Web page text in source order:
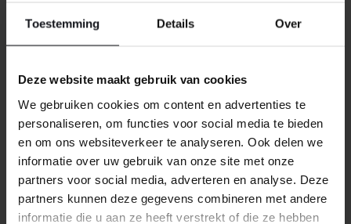
Toestemming Details Over
Deze website maakt gebruik van cookies
We gebruiken cookies om content en advertenties te
personaliseren, om functies voor social media te bieden
en om ons websiteverkeer te analyseren. Ook delen we
informatie over uw gebruik van onze site met onze
partners voor social media, adverteren en analyse. Deze
partners kunnen deze gegevens combineren met andere
informatie die u aan ze heeft verstrekt of die ze hebben
wervelkolom beter ondersteunen.
MET VERSCHILLENDE
SLAAPVOORKEUREN
Als jij en je partner andere wensen hebben qua
stevigheid of comfort, biedt eensplittopper of twee
aparte toppers een makkelijke manier om je bed aan te
passen aan ieders voorkeur.